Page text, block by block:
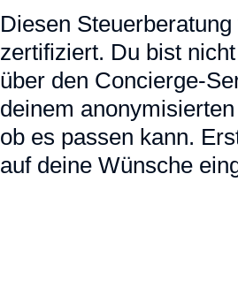
Diesen
zertifiziert. Du bist
über den Concierge-
deinem
ob es passen kann.
auf deine Wünsche